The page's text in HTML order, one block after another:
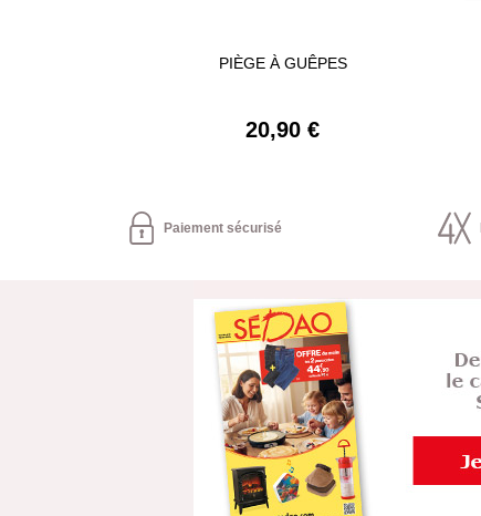
PIÈGE À GUÊPES
20,90 €
Paiement sécurisé